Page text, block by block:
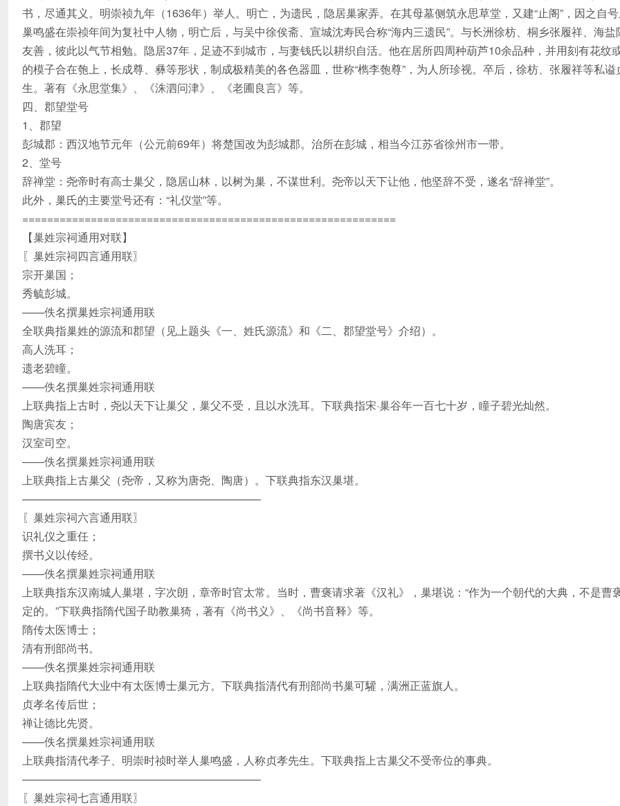
书，尽通其义。明崇祯九年（1636年）举人。明亡，为遗民，隐居巢家弄。在其母墓侧筑永思草堂，又建“止阁”，因之自
巢鸣盛在崇祯年间为复社中人物，明亡后，与吴中徐俟斋、宣城沈寿民合称“海内三遗民”。与长洲徐枋、桐乡张履祥、海盐
友善，彼此以气节相勉。隐居37年，足迹不到城市，与妻钱氏以耕织自活。他在居所四周种葫芦10余品种，并用刻有花纹
的模子合在匏上，长成尊、彝等形状，制成极精美的各色器皿，世称“檇李匏尊”，为人所珍视。卒后，徐枋、张履祥等私谥
生。著有《永思堂集》、《洙泗问津》、《老圃良言》等。
四、郡望堂号
1、郡望
彭城郡：西汉地节元年（公元前69年）将楚国改为彭城郡。治所在彭城，相当今江苏省徐州市一带。
2、堂号
辞禅堂：尧帝时有高士巢父，隐居山林，以树为巢，不谋世利。尧帝以天下让他，他坚辞不受，遂名“辞禅堂”。
此外，巢氏的主要堂号还有：“礼仪堂”等。
============================================================
【巢姓宗祠通用对联】
〖巢姓宗祠四言通用联〗
宗开巢国；
秀毓彭城。
——佚名撰巢姓宗祠通用联
全联典指巢姓的源流和郡望（见上题头《一、姓氏源流》和《二、郡望堂号》介绍）。
高人洗耳；
遗老碧瞳。
——佚名撰巢姓宗祠通用联
上联典指上古时，尧以天下让巢父，巢父不受，且以水洗耳。下联典指宋·巢谷年一百七十岁，瞳子碧光灿然。
陶唐宾友；
汉室司空。
——佚名撰巢姓宗祠通用联
上联典指上古巢父（尧帝，又称为唐尧、陶唐）。下联典指东汉巢堪。
—————————————————————–
〖巢姓宗祠六言通用联〗
识礼仪之重任；
撰书义以传经。
——佚名撰巢姓宗祠通用联
上联典指东汉南城人巢堪，字次朗，章帝时官太常。当时，曹褒请求著《汉礼》，巢堪说：“作为一个朝代的大典，不是曹
定的。”下联典指隋代国子助教巢猗，著有《尚书义》、《尚书音释》等。
隋传太医博士；
清有刑部尚书。
——佚名撰巢姓宗祠通用联
上联典指隋代大业中有太医博士巢元方。下联典指清代有刑部尚书巢可驩，满洲正蓝旗人。
贞孝名传后世；
禅让德比先贤。
——佚名撰巢姓宗祠通用联
上联典指清代孝子、明崇时祯时举人巢鸣盛，人称贞孝先生。下联典指上古巢父不受帝位的事典。
—————————————————————–
〖巢姓宗祠七言通用联〗